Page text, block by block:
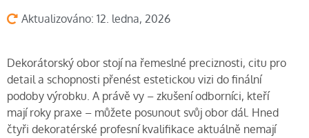
Aktualizováno: 12. ledna, 2026
Dekorátorský obor stojí na řemeslné preciznosti, citu pro
detail a schopnosti přenést estetickou vizi do finální
podoby výrobku. A právě vy – zkušení odborníci, kteří
mají roky praxe – můžete posunout svůj obor dál. Hned
čtyři dekoratérské profesní kvalifikace aktuálně nemají